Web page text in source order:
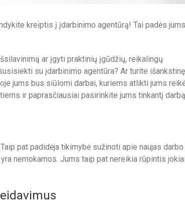
kreiptis į įdarbinimo agentūrą! Tai padės jums
ar įgyti praktinių įgūdžių, reikalingų
su įdarbinimo agentūra? Ar turite išankstinę
jums bus siūlomi darbai, kuriems atlikti jums
ir paprasčiausiai pasirinkite jums tinkantį darbą.
pat padidėja tikimybė sužinoti apie naujas darbo
nemokamos. Jums taip pat nereikia rūpintis